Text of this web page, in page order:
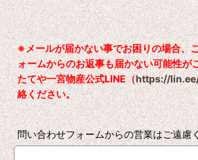
※メールが届かない事でお困りの場合、
ォームからのお返事も届かない可能性が
たてや一宮物産公式LINE（https://
絡ください。
問い合わせフォームからの営業はご遠慮